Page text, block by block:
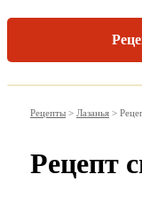
Рецепты > Лазанья >
Рецепт